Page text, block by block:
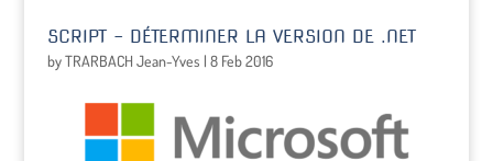
SCRIPT – DÉTERMINER LA VERSION DE .NET
byTRARBACH Jean-Yves | 8 Feb 2016